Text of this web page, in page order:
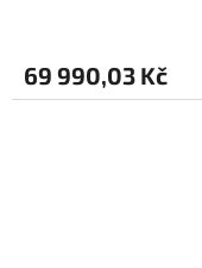
69 990,03 Kč